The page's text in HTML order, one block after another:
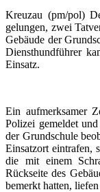
Kreuzau (pm/pol)
gelungen, zwei
Gebäude der
Diensthundführer
Einsatz.
Ein aufmerksamer
Polizei gemeldet
der Grundschule
Einsatzort eintrafen,
die mit einem
Rückseite des
bemerkt hatten,